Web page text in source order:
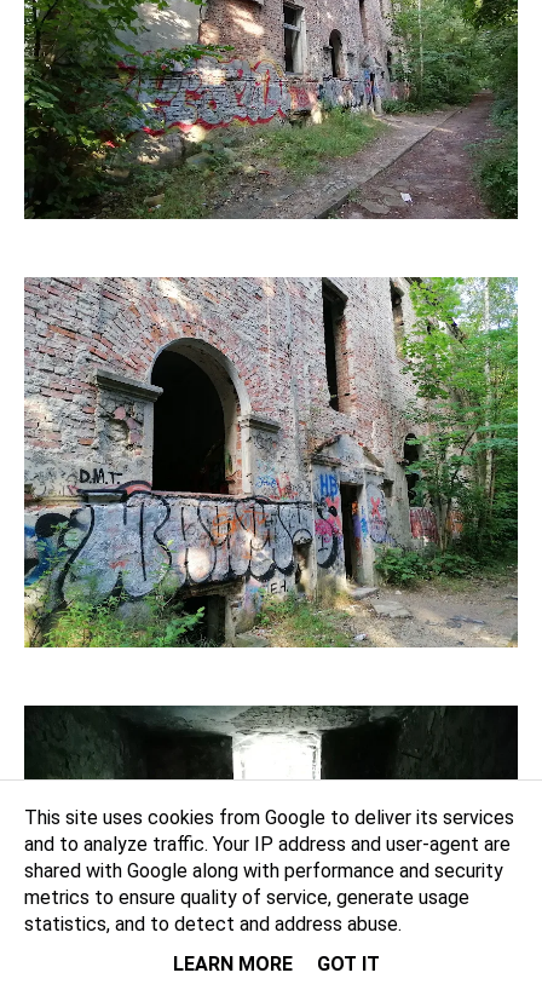
This site uses cookies from Google to deliver its services
and to analyze traffic. Your IP address and user-agent are
shared with Google along with performance and security
metrics to ensure quality of service, generate usage
statistics, and to detect and address abuse.
LEARN MORE
GOT IT